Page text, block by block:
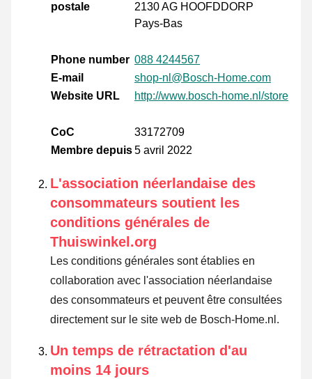
postale
2130 AG HOOFDDORP
Pays-Bas
Phone number 088 4244567
E-mail
shop-nl@Bosch-Home.com
Website URL
http://www.bosch-home.nl/store
CoC
33172709
Membre depuis5 avril 2022
L'association néerlandaise des
consommateurs soutient les
conditions générales de
Thuiswinkel.org
Les conditions générales sont établies en
collaboration avec l'association néerlandaise
des consommateurs et peuvent être consultées
directement sur le site web de Bosch-Home.nl.
Un temps de rétractation d'au
moins 14 jours